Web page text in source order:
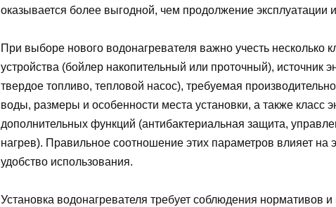
оказывается более выгодной, чем продолжение эксплуатации
При выборе нового водонагревателя важно учесть несколько
устройства (бойлер накопительный или проточный), источник
твердое топливо, тепловой насос), требуемая
воды, размеры и особенности места установки, а также класс
дополнительных функций (антибактериальная защита,
нагрев). Правильное соотношение этих параметров влияет на
удобство использования.
Установка водонагревателя требует соблюдения нормативов